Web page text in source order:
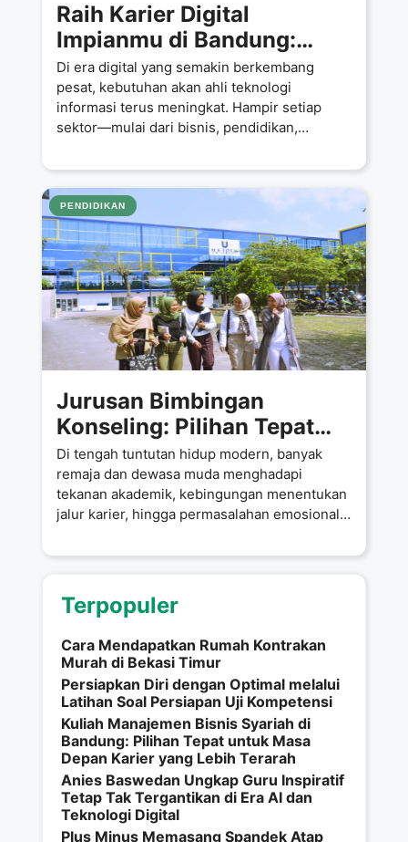
Raih Karier Digital
Impianmu di Bandung:
Kuliah Jurusan Teknik
Informatika di Universitas
Ma’soem Cuma 5 Juta per
Semester!
Di era digital yang semakin berkembang
pesat, kebutuhan akan ahli teknologi
informasi terus meningkat. Hampir setiap
sektor—mulai dari bisnis, pendidikan,
tenaga
PENDIDIKAN
Jurusan Bimbingan
Konseling: Pilihan Tepat
untuk Masa Depan
Gemilang
Di tengah tuntutan hidup modern, banyak
remaja dan dewasa muda menghadapi
tekanan akademik, kebingungan menentukan
jalur karier, hingga permasalahan emosional
Terpopuler
Cara Mendapatkan Rumah Kontrakan
Murah di Bekasi Timur
Persiapkan Diri dengan Optimal melalui
Latihan Soal Persiapan Uji Kompetensi
Kuliah Manajemen Bisnis Syariah di
Bandung: Pilihan Tepat untuk Masa
Depan Karier yang Lebih Terarah
Anies Baswedan Ungkap Guru Inspiratif
Tetap Tak Tergantikan di Era AI dan
Teknologi Digital
Plus Minus Memasang Spandek Atap